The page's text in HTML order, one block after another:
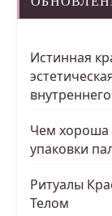
Истинная
Чем хороша
упаковки
Ритуалы
Телом